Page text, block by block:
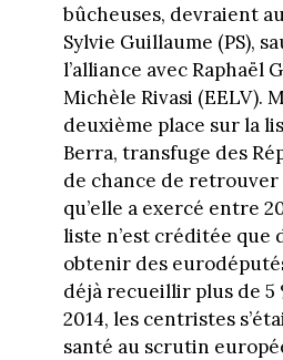
bûcheuses, devraient
Sylvie Guillaume (PS),
l’alliance avec Raphaël
Michèle Rivasi (EELV).
deuxième place sur la
Berra, transfuge des
de chance de
qu’elle a exercé entre
liste n’est créditée que
obtenir des
déjà recueillir plus de 5
2014, les centristes
santé au scrutin